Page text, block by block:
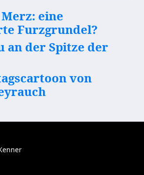
eine
Furzgrundel?
an der Spitze der
von